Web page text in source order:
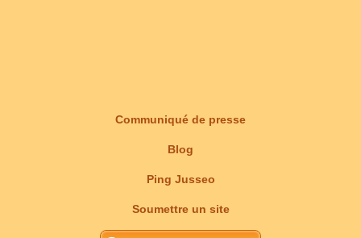
Communiqué de presse
Blog
Ping Jusseo
Soumettre un site